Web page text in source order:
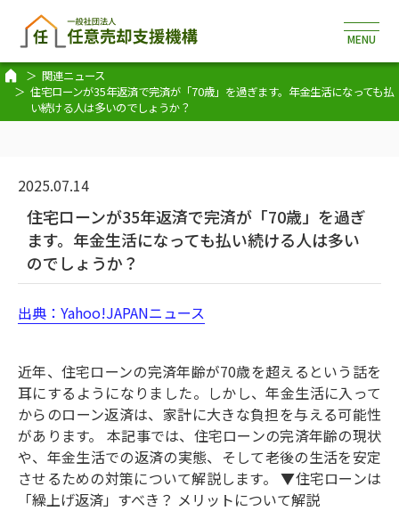
関連ニュース
住宅ローンが35年返済で完済が「70歳」を過ぎます。年金生活になっても払
い続ける人は多いのでしょうか？
2025.07.14
住宅ローンが35年返済で完済が「70歳」を過ぎ
ます。年金生活になっても払い続ける人は多い
のでしょうか？
出典：Yahoo!JAPANニュース
近年、住宅ローンの完済年齢が70歳を超えるという話を
耳にするようになりました。しかし、年金生活に入って
からのローン返済は、家計に大きな負担を与える可能性
があります。 本記事では、住宅ローンの完済年齢の現状
や、年金生活での返済の実態、そして老後の生活を安定
させるための対策について解説します。▼住宅ローンは
「繰上げ返済」すべき？ メリットについて解説